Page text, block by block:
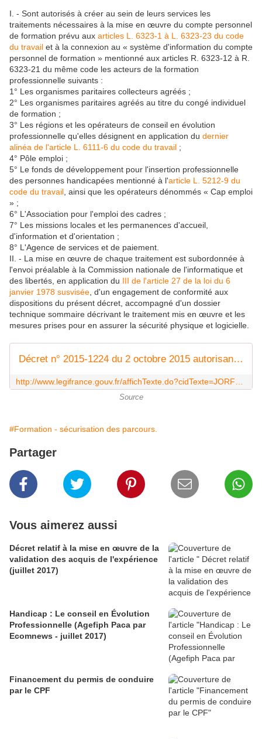
I. - Sont autorisés à créer au sein de leurs services les
traitements nécessaires à la mise en œuvre du compte personnel
de formation prévu aux articles L. 6323-1 à L. 6323-23 du code
du travail et à la connexion au « système d'information du compte
personnel de formation » mentionné aux articles R. 6323-12 à R.
6323-21 du même code les acteurs de la formation
professionnelle suivants :
1° Les organismes paritaires collecteurs agréés ;
2° Les organismes paritaires agréés au titre du congé individuel
de formation ;
3° Les régions et les opérateurs de conseil en évolution
professionnelle qu'elles désignent en application du dernier
alinéa de l'article L. 6111-6 du code du travail ;
4° Pôle emploi ;
5° Le fonds de développement pour l'insertion professionnelle
des personnes handicapées mentionné à l'article L. 5212-9 du
code du travail , ainsi que les opérateurs dénommés « Cap emploi
» ;
6° L'Association pour l'emploi des cadres ;
7° Les missions locales et les permanences d'accueil,
d'information et d'orientation ;
8° L'Agence de services et de paiement.
II. - La mise en œuvre de chaque traitement est subordonnée à
l'envoi préalable à la Commission nationale de l'informatique et
des libertés, en application du III de l'article 27 de la loi du 6
janvier 1978 susvisée , d'un engagement de conformité aux
dispositions du présent décret, accompagné d'un dossier
technique sommaire décrivant le traitement mis en œuvre et les
mesures prises pour en assurer la sécurité physique et logicielle.
Décret n° 2015-1224 du 2 octobre 2015 autorisant les traitements automatisés de données à caractère personnel permettant la connexion au " système d'information du compte personnel de formation " pour la gestion des droits inscrits ou mentionnés au compte personnel de formation | Legifrance
Source
#Formation - sécurisation des parcours.
Partager
Vous aimerez aussi
Décret relatif à la mise en œuvre de la
validation des acquis de l'expérience
(juillet 2017)
Handicap : Le conseil en Évolution
Professionnelle (Agefiph Paca par
Ecomnews - juillet 2017)
Financement du permis de conduire
par le CPF